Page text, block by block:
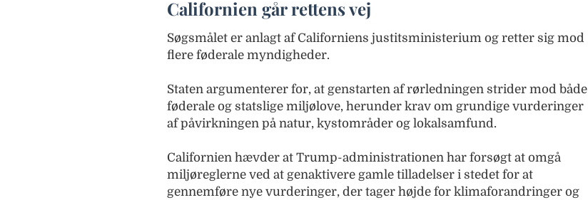
Californien går rettens vej
Søgsmålet er anlagt af Californiens justitsministerium og retter sig mod
flere føderale myndigheder.
Staten argumenterer for, at genstarten af rørledningen strider mod både
føderale og statslige miljølove, herunder krav om grundige vurderinger
af påvirkningen på natur, kystområder og lokalsamfund.
Californien hævder at Trump-administrationen har forsøgt at omgå
miljøreglerne ved at genaktivere gamle tilladelser i stedet for at
gennemføre nye vurderinger, der tager højde for klimaforandringer og